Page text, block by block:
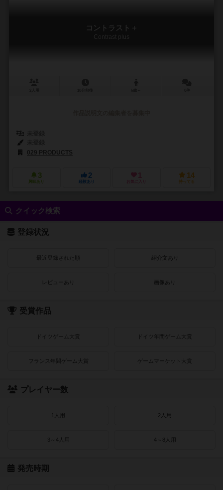
コントラスト＋
Contrast plus
029 PRODUCTS
3
興味あり
2
経験あり
1
お気に入り
14
持ってる
クイック検索
登録状況
最近登録された順 紹介文あり
レビューあり 画像あり
受賞作品
ドイツゲーム大賞 ドイツ年間ゲーム大賞
フランス年間ゲーム大賞 ゲームマーケット大賞
プレイヤー数
1人用 2人用
3～4人用 4～8人用
発売時期